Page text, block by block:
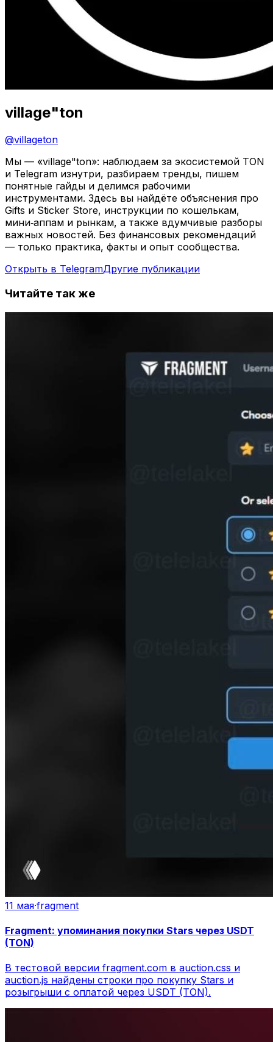
village"ton
@villageton
Мы — «village"ton»: наблюдаем за экосистемой TON
и Telegram изнутри, разбираем тренды, пишем
понятные гайды и делимся рабочими
инструментами. Здесь вы найдёте объяснения про
Gifts и Sticker Store, инструкции по кошелькам,
мини‑аппам и рынкам, а также вдумчивые разборы
важных новостей. Без финансовых рекомендаций
— только практика, факты и опыт сообщества.
Открыть в TelegramДругие публикации
Читайте так же
11 мая·fragment
Fragment: упоминания покупки Stars через USDT
(TON)
В тестовой версии fragment.com в auction.css и
auction.js найдены строки про покупку Stars и
розыгрыши с оплатой через USDT (TON).